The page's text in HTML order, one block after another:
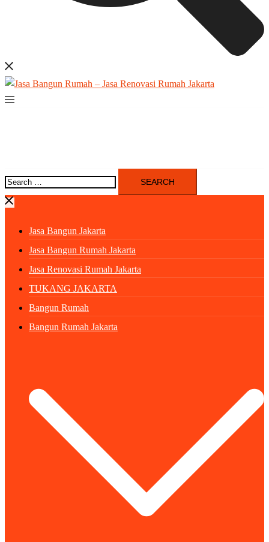
Search
for:
Jasa Bangun Jakarta
Jasa Bangun Rumah Jakarta
Jasa Renovasi Rumah Jakarta
TUKANG JAKARTA
Bangun Rumah
Bangun Rumah Jakarta